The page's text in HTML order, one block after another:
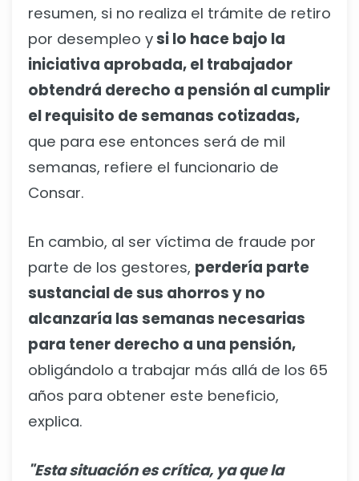
resumen, si no realiza el trámite de retiro
por desempleo ysi lo hace bajo la
iniciativa aprobada, el trabajador
obtendrá derecho a pensión al cumplir
el requisito de semanas cotizadas,
que para ese entonces será de mil
semanas, refiere el funcionario de
Consar.
En cambio, al ser víctima de fraude por
parte de los gestores, perdería parte
sustancial de sus ahorros y no
alcanzaría las semanas necesarias
para tener derecho a una pensión,
obligándolo a trabajar más allá de los 65
años para obtener este beneficio,
explica.
"Esta situación es crítica, ya que la